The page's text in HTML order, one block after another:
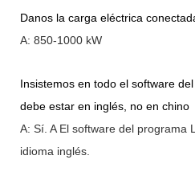
Danos la carga eléctrica
A: 850-1000 kW
Insistemos en todo el software
debe estar en inglés, no en chino
A: Sí. AEl software del programa
idioma inglés.